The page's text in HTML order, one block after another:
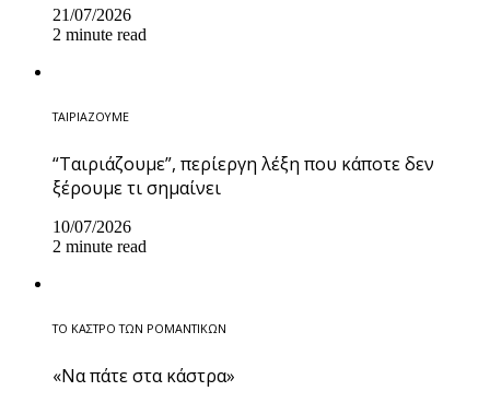
21/07/2026
2 minute read
ΤΑΙΡΙΑΖΟΥΜΕ
“Ταιριάζουμε”, περίεργη λέξη που κάποτε δεν
ξέρουμε τι σημαίνει
10/07/2026
2 minute read
ΤΟ ΚΑΣΤΡΟ ΤΩΝ ΡΟΜΑΝΤΙΚΩΝ
«Να πάτε στα κάστρα»